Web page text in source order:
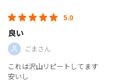
5.0
良い
ごまさん
これは沢山リピートしてます
安いし